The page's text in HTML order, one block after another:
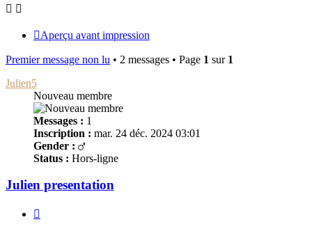
Aperçu avant impression
Premier message non lu • 2 messages • Page 1 sur 1
Julien5
Nouveau membre
Messages : 1
Inscription : mar. 24 déc. 2024 03:01
Gender :
Status : Hors-ligne
Julien presentation